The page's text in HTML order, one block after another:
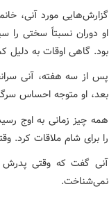
او دوران نسبتاً سختی را
بود. گاهی اوقات به
پس از سه هفته، آنی
بعد، او متوجه احساس
را برای شام ملاقات کرد.
آنی گفت که وقتی پدرش
نمی‌شناخت.